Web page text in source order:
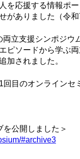
を応援する情報ポ
がありました（令和
立支援シンポジ
ピソードから学ぶ
加されました。
目のオンラインセ
公開しました＞
#archive3